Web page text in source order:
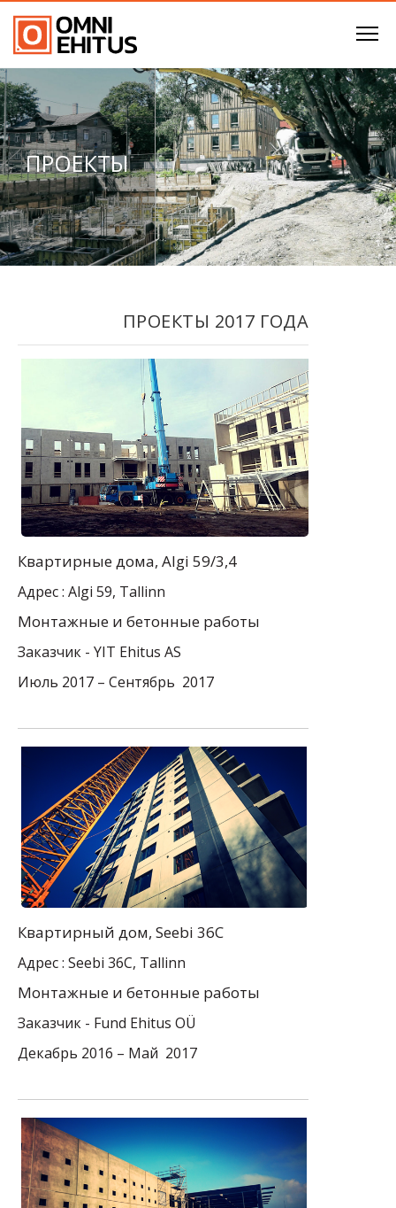
ПРОЕКТЫ
ПРОЕКТЫ 2017 ГОДА
Квартирные дома, Algi 59/3,4
Адрес : Algi 59, Tallinn
Mонтажные и бетонные работы
Заказчик - YIT Ehitus AS
Июль 2017 – Сентябрь 2017
Квартирный дом, Seebi 36C
Адрес : Seebi 36C, Tallinn
Mонтажные и бетонные работы
Заказчик - Fund Ehitus OÜ
Декабрь 2016 – Май 2017